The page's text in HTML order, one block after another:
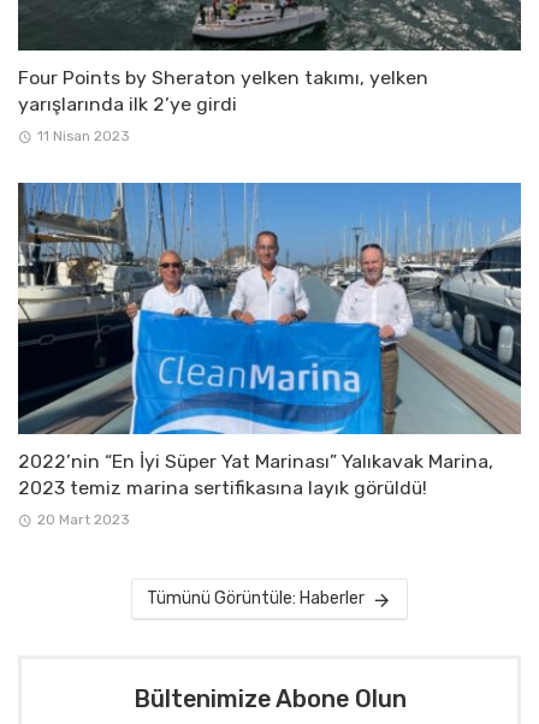
Four Points by Sheraton yelken takımı, yelken
yarışlarında ilk 2’ye girdi
11 Nisan 2023
2022’nin “En İyi Süper Yat Marinası” Yalıkavak Marina,
2023 temiz marina sertifikasına layık görüldü!
20 Mart 2023
Tümünü Görüntüle: Haberler
Bültenimize Abone Olun